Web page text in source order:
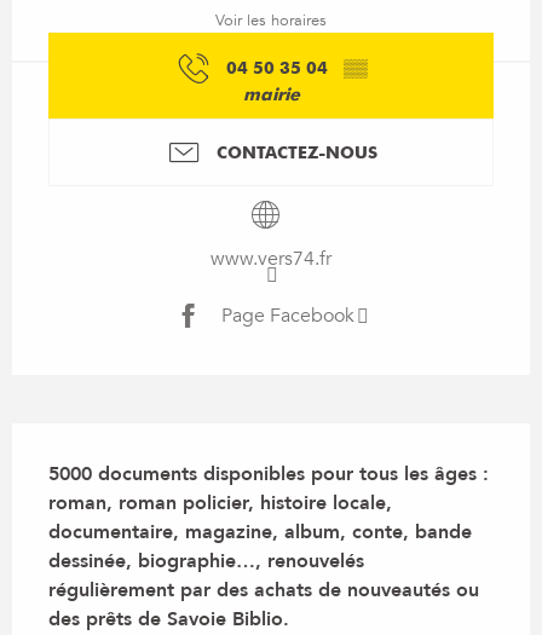
Voir les horaires
04 50 35 04 ▒▒
mairie
CONTACTEZ-NOUS
www.vers74.fr
Page Facebook
5000 documents disponibles pour tous les âges :
roman, roman policier, histoire locale,
documentaire, magazine, album, conte, bande
dessinée, biographie…, renouvelés
régulièrement par des achats de nouveautés ou
des prêts de Savoie Biblio.